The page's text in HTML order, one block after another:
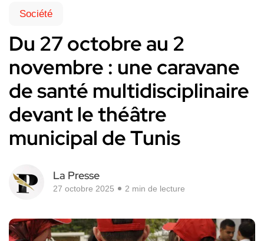
Société
Du 27 octobre au 2
novembre : une caravane
de santé multidisciplinaire
devant le théâtre
municipal de Tunis
La Presse
27 octobre 2025 2 min de lecture